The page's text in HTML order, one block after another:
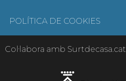
POLÍTICA DE COOKIES
Col·labora amb Surtdecasa.cat